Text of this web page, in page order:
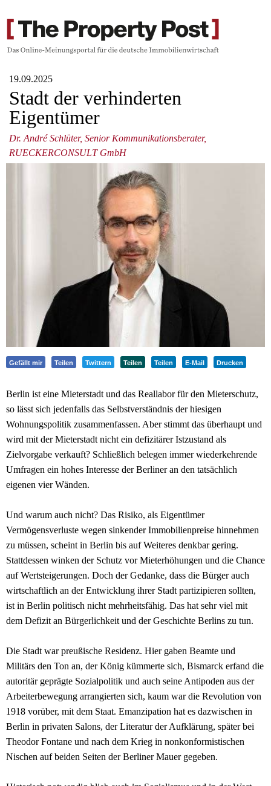
19.09.2025
Stadt der verhinderten
Eigentümer
Dr. André Schlüter, Senior Kommunikationsberater,
RUECKERCONSULT GmbH
Gefällt mir Teilen Twittern Teilen Teilen E-Mail Drucken
Berlin ist eine Mieterstadt und das Reallabor für den Mieterschutz,
so lässt sich jedenfalls das Selbstverständnis der hiesigen
Wohnungspolitik zusammenfassen. Aber stimmt das überhaupt und
wird mit der Mieterstadt nicht ein defizitärer Istzustand als
Zielvorgabe verkauft? Schließlich belegen immer wiederkehrende
Umfragen ein hohes Interesse der Berliner an den tatsächlich
eigenen vier Wänden.
Und warum auch nicht? Das Risiko, als Eigentümer
Vermögensverluste wegen sinkender Immobilienpreise hinnehmen
zu müssen, scheint in Berlin bis auf Weiteres denkbar gering.
Stattdessen winken der Schutz vor Mieterhöhungen und die Chance
auf Wertsteigerungen. Doch der Gedanke, dass die Bürger auch
wirtschaftlich an der Entwicklung ihrer Stadt partizipieren sollten,
ist in Berlin politisch nicht mehrheitsfähig. Das hat sehr viel mit
dem Defizit an Bürgerlichkeit und der Geschichte Berlins zu tun.
Die Stadt war preußische Residenz. Hier gaben Beamte und
Militärs den Ton an, der König kümmerte sich, Bismarck erfand die
autoritär geprägte Sozialpolitik und auch seine Antipoden aus der
Arbeiterbewegung arrangierten sich, kaum war die Revolution von
1918 vorüber, mit dem Staat. Emanzipation hat es dazwischen in
Berlin in privaten Salons, der Literatur der Aufklärung, später bei
Theodor Fontane und nach dem Krieg in nonkonformistischen
Nischen auf beiden Seiten der Berliner Mauer gegeben.